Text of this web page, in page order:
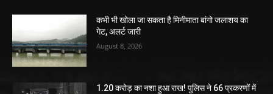
कभी भी खोला जा सकता है मिनीमाता बांगो जलाशय का
गेट, अलर्ट जारी
August 8, 2026
1.20 करोड़ का नशा हुआ राख! पुलिस ने 66 प्रकरणों में